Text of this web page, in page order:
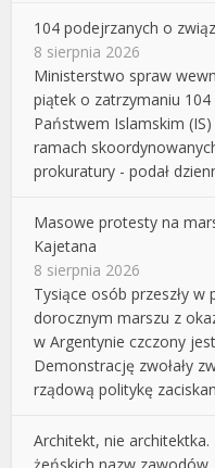
104 podejrzanych o
8 sierpnia 2026
Ministerstwo spraw
piątek o zatrzymaniu
Państwem Islamskim
ramach
prokuratury - podał
Masowe protesty na
Kajetana
8 sierpnia 2026
Tysiące osób przeszły
dorocznym marszu z
w Argentynie czczony
Demonstrację zwołały
rządową politykę
Architekt, nie